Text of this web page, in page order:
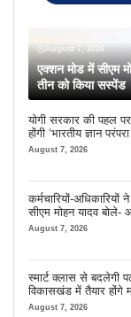
August 7, 2026
एक्शन मोड में सीएम
तीन को किया सस्पेंड
योगी सरकार की पहल
होंगी ‘भारतीय ज्ञान
August 7, 2026
कर्मचारियों-
सीएम मोहन यादव
आता है
August 7, 2026
स्मार्ट क्लास से बदलेगी
विकासखंड में तैयार होंगे
August 7, 2026